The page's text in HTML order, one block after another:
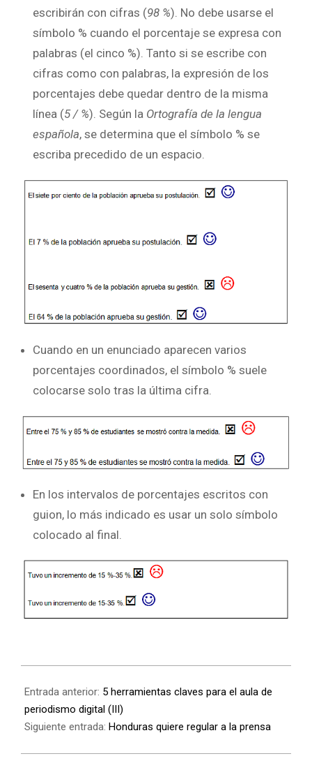
escribirán con cifras (98 %). No debe usarse el
símbolo % cuando el porcentaje se expresa con
palabras (el cinco %). Tanto si se escribe con
cifras como con palabras, la expresión de los
porcentajes debe quedar dentro de la misma
línea (5 / %). Según la Ortografía de la lengua
española, se determina que el símbolo % se
escriba precedido de un espacio.
Cuando en un enunciado aparecen varios
porcentajes coordinados, el símbolo % suele
colocarse solo tras la última cifra.
En los intervalos de porcentajes escritos con
guion, lo más indicado es usar un solo símbolo
colocado al final.
Entrada anterior: 5 herramientas claves para el aula de
periodismo digital (III)
Siguiente entrada: Honduras quiere regular a la prensa